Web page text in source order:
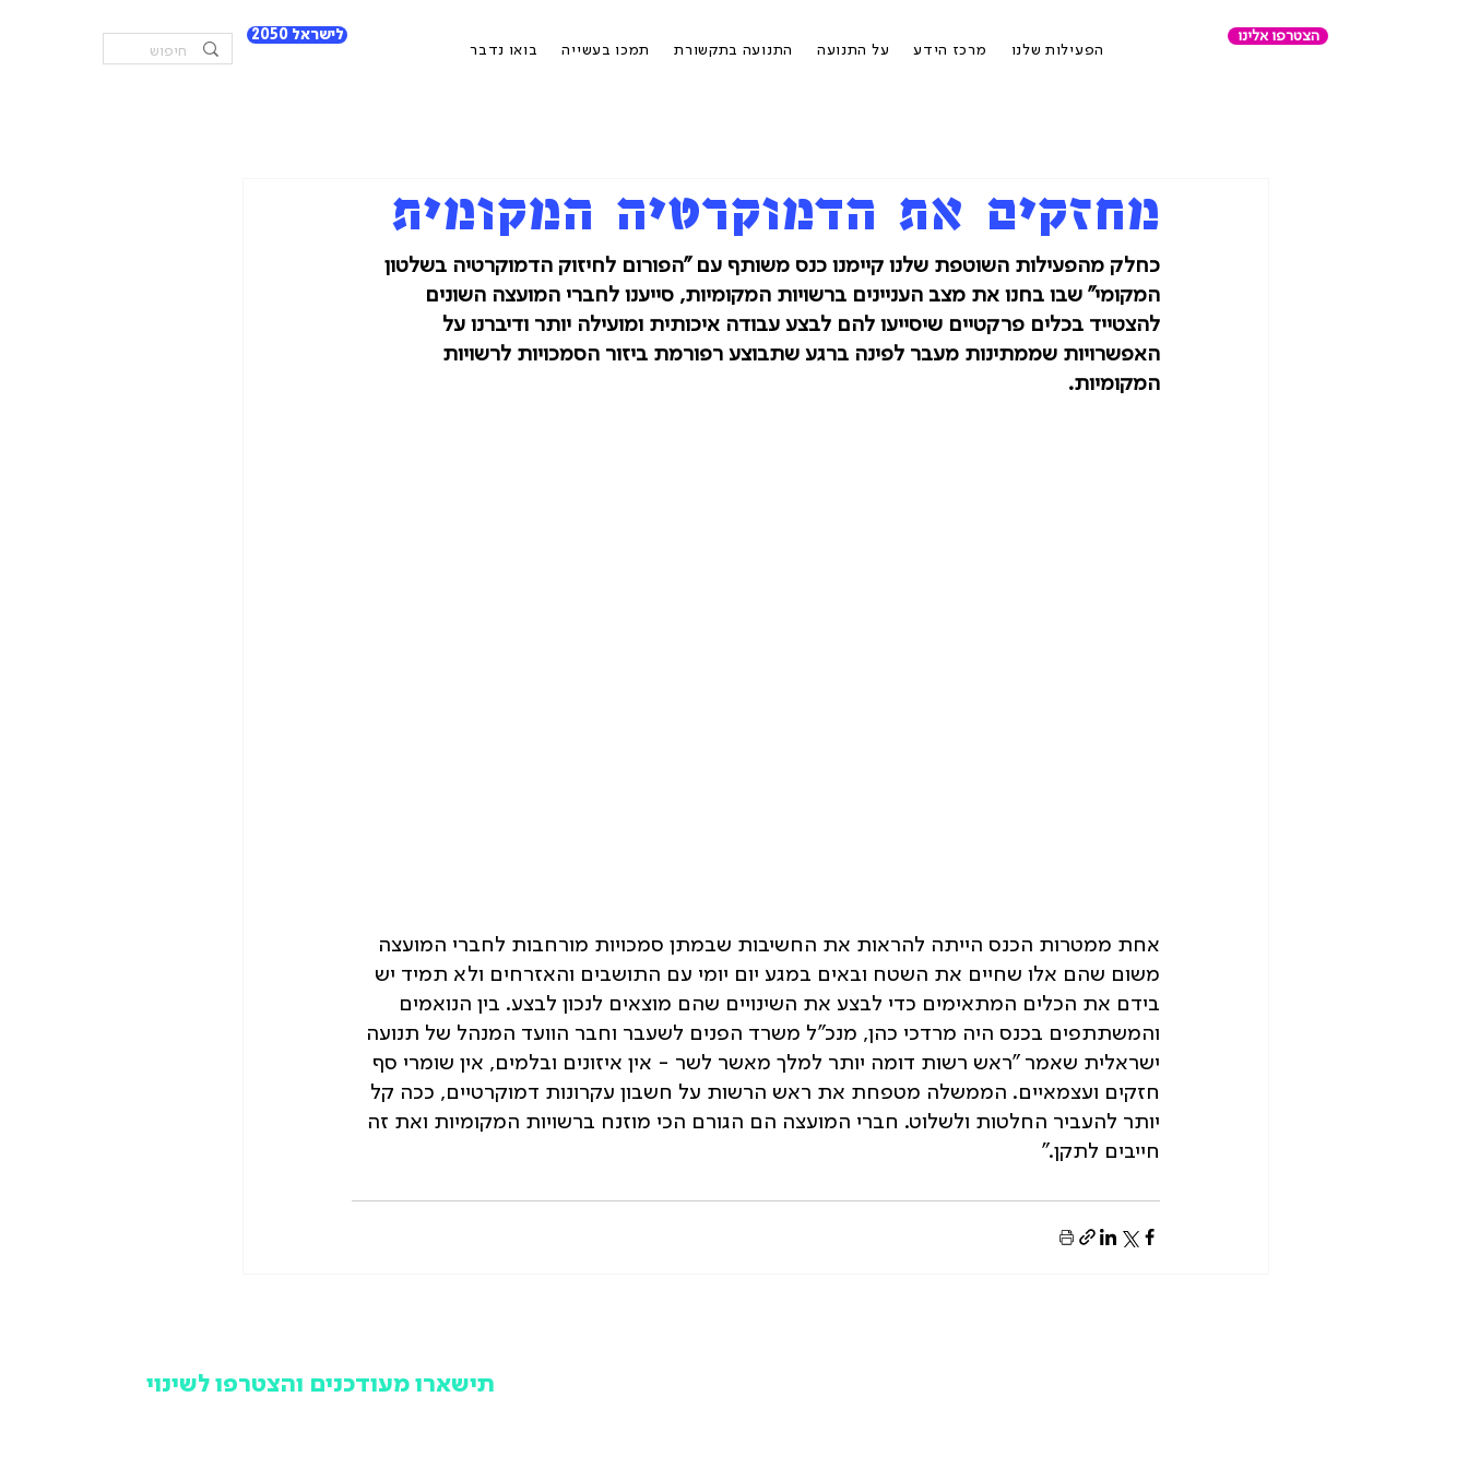
לישראל 2050
הצטרפו אלינו
הפעילות שלנו
מרכז הידע על התנועה התנועה בתקשורת תמכו בעשייה בואו נדבר
מחזקים את הדמוקרטיה המקומית
כחלק מהפעילות השוטפת שלנו קיימנו כנס משותף עם "הפורום לחיזוק הדמוקרטיה בשלטון
המקומי" שבו בחנו את מצב העניינים ברשויות המקומיות, סייענו לחברי המועצה השונים
להצטייד בכלים פרקטיים שיסייעו להם לבצע עבודה איכותית ומועילה יותר ודיברנו על
האפשרויות שממתינות מעבר לפינה ברגע שתבוצע רפורמת ביזור הסמכויות לרשויות
המקומיות.
אחת ממטרות הכנס הייתה להראות את החשיבות שבמתן סמכויות מורחבות לחברי המועצה
משום שהם אלו שחיים את השטח ובאים במגע יום יומי עם התושבים והאזרחים ולא תמיד יש
בידם את הכלים המתאימים כדי לבצע את השינויים שהם מוצאים לנכון לבצע. בין הנואמים
והמשתתפים בכנס היה מרדכי כהן, מנכ"ל משרד הפנים לשעבר וחבר הוועד המנהל של תנועה
ישראלית שאמר "ראש רשות דומה יותר למלך מאשר לשר - אין איזונים ובלמים, אין שומרי סף
חזקים ועצמאיים. הממשלה מטפחת את ראש הרשות על חשבון עקרונות דמוקרטיים, ככה קל
יותר להעביר החלטות ולשלוט. חברי המועצה הם הגורם הכי מוזנח ברשויות המקומיות ואת זה
חייבים לתקן."
תישארו מעודכנים והצטרפו לשינוי